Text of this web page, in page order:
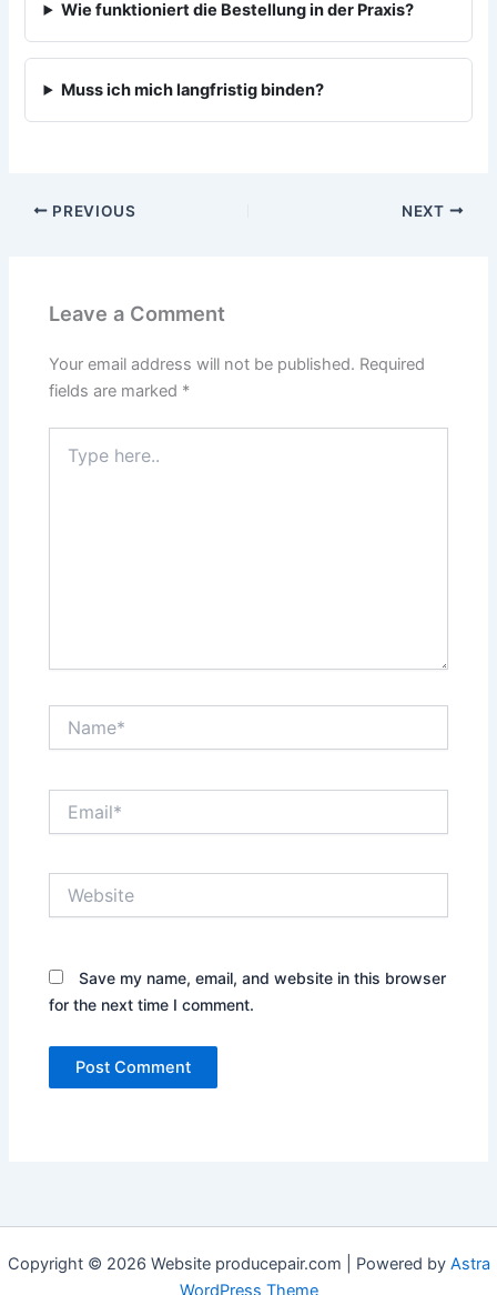
Wie funktioniert die Bestellung in der Praxis?
Muss ich mich langfristig binden?
PREVIOUS NEXT
Leave a Comment
Your email address will not be published. Required
fields are marked *
here..
Save my name, email, and website in this browser
for the next time I comment.
Copyright © 2026 Website producepair.com | Powered by Astra